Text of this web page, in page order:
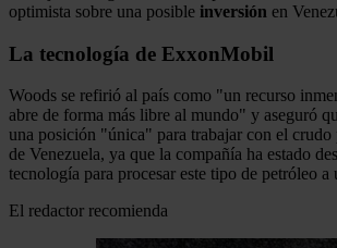
optimista sobre una posible inversión en
La tecnología de ExxonMobil
Woods se refirió al país como "un recurso
abre de forma más libre al mundo" y aseguró
una posición "única" para trabajar con el crudo
de Venezuela, ya que la compañía ha estado
tecnología para procesar este tipo de petróleo a
El redactor recomienda